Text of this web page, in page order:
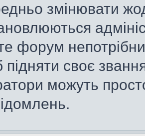
змінювати
форум
підняти своє
можуть